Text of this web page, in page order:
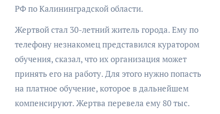
РФ по Калининградской области.
Жертвой стал 30-летний житель города. Ему по
телефону незнакомец представился куратором
обучения, сказал, что их организация может
принять его на работу. Для этого нужно попасть
на платное обучение, которое в дальнейшем
компенсируют. Жертва перевела ему 80 тыс.